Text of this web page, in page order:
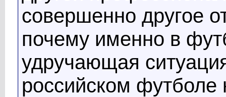
совершенно другое
почему именно в
удручающая
российском